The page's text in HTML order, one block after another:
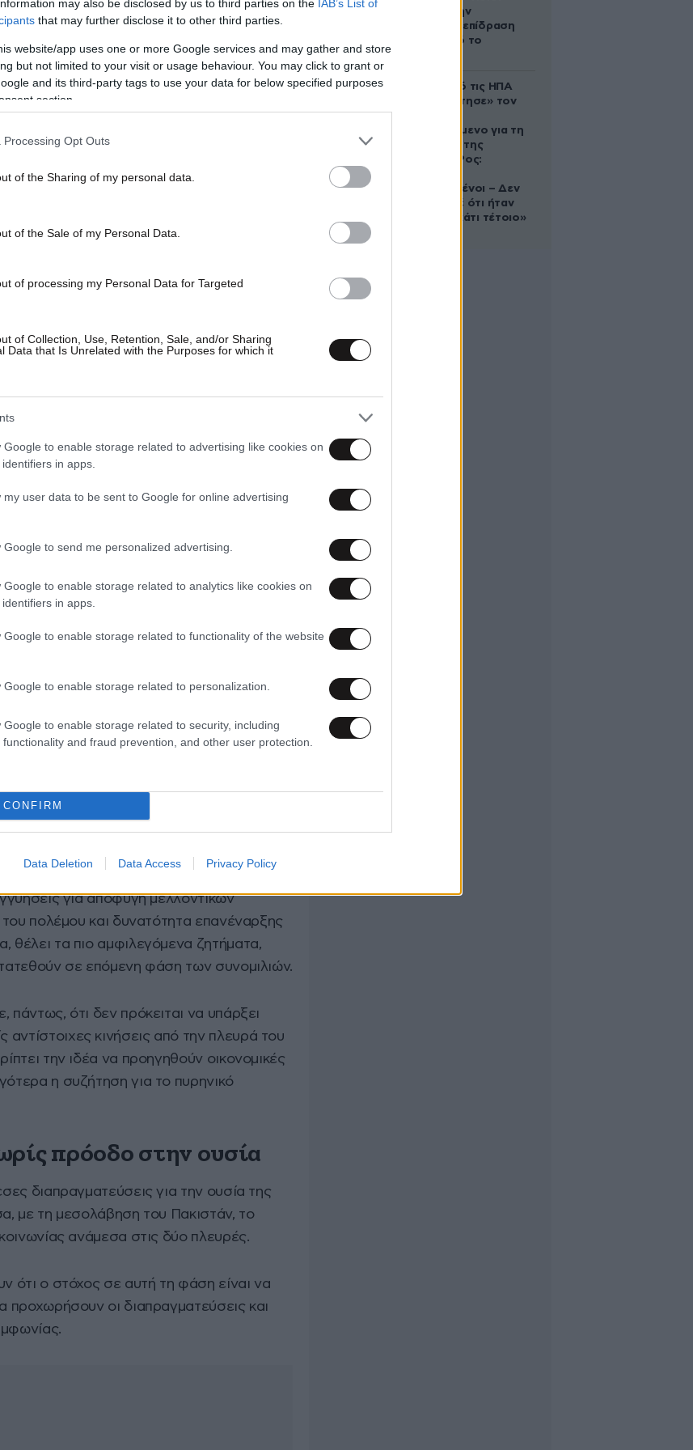
may also be disclosed by us to third parties on the IAB’s List of
that may further disclose it to other third parties.
website/app uses one or more Google services and may gather and store
but not limited to your visit or usage behaviour. You may click to grant or
and its third-party tags to use your data for below specified purposes
section.
Processing Opt Outs
of the Sharing of my personal data.
of the Sale of my Personal Data.
of processing my Personal Data for Targeted
of Collection, Use, Retention, Sale, and/or Sharing
Data that Is Unrelated with the Purposes for which it
Google to enable storage related to advertising like cookies on
in apps.
my user data to be sent to Google for online advertising
Google to send me personalized advertising.
Google to enable storage related to analytics like cookies on
in apps.
Google to enable storage related to functionality of the website
Google to enable storage related to personalization.
Google to enable storage related to security, including
and fraud prevention, and other user protection.
CONFIRM
Data Deletion Data Access Privacy Policy
επιλογές έναντι του Ιράν. Το Reuters
από το Axios, το οποίο επικαλείται δύο
Axios πριν η Ουάσινγκτον λάβει την
ότι «ο χρόνος τελειώνει» και ότι, αν
«πολύ σκληρότερο πλήγμα».
του Ιράν
Axios και Reuters, η νέα ιρανική
προηγούμενες θέσεις της Τεχεράνης.
δέσμευση του Ιράν να μην επιδιώξει
δίνει τις συγκεκριμένες εγγυήσεις που
των εχθροπραξιών, άρση του
για αποφυγή μελλοντικών
πολέμου και δυνατότητα επανέναρξης
τα πιο αμφιλεγόμενα ζητήματα,
σε επόμενη φάση των συνομιλιών.
ότι δεν πρόκειται να υπάρξει
κινήσεις από την πλευρά του
την ιδέα να προηγηθούν οικονομικές
η συζήτηση για το πυρηνικό
πρόοδο στην ουσία
διαπραγματεύσεις για την ουσία της
με τη μεσολάβηση του Πακιστάν, το
ανάμεσα στις δύο πλευρές.
ότι ο στόχος σε αυτή τη φάση είναι να
οι διαπραγματεύσεις και
δέχονται την
ευεργετική επίδραση
του Δία από το
Ζευγάρι από τις ΗΠΑ
που «υιοθέτησε» τον
κατηγορούμενο για τη
δολοφονία της
Ελίζαμπεθ Ρος:
συντετριμμένοι – Δεν
έδειξε ποτέ ότι ήταν
ικανός για κάτι τέτοιο»